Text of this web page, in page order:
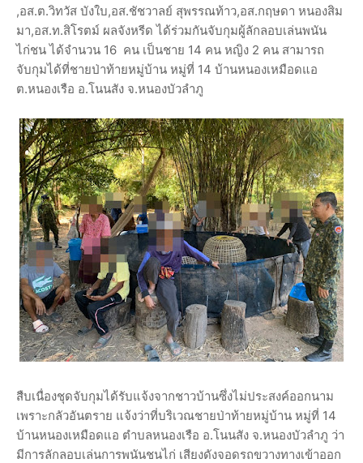
,อส.ต.วิทวัส บังใบ,อส.ชัชวาลย์ สุพรรณท้าว,อส.กฤษดา หนองสิม
มา,อส.ท.สิโรตม์ ผลจังหรีด ได้ร่วมกันจับกุมผู้ลักลอบเล่นพนัน
ไก่ชน ได้จำนวน 16 คน เป็นชาย 14 คน หญิง 2 คน สามารถ
จับกุมได้ที่ชายป่าท้ายหมู่บ้าน หมู่ที่ 14 บ้านหนองเหมือดแอ
ต.หนองเรือ อ.โนนสัง จ.หนองบัวลำภู
สืบเนื่องชุดจับกุมได้รับแจ้งจากชาวบ้านซึ่งไม่ประสงค์ออกนาม
เพราะกลัวอันตราย แจ้งว่าที่บริเวณชายป่าท้ายหมู่บ้าน หมู่ที่ 14
บ้านหนองเหมือดแอ ตำบลหนองเรือ อ.โนนสัง จ.หนองบัวลำภู ว่า
มีการลักลอบเล่นการพนันชนไก่ เสียงดังจอดรถขวางทางเข้าออก